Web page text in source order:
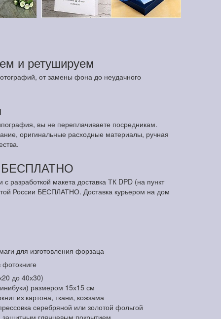
и ретушируем
от замены фона до неудачного
вы не переплачиваете посредникам.
оригинальные расходные материалы, ручная
БЕСПЛАТНО
с разработкой макета доставка ТК DPD (на пункт
России БЕСПЛАТНО. Доставка курьером на дом
для изготовления форзаца
до 40х30)
размером 15х15 см
из картона, ткани, кожзама
серебряной или золотой фольгой
защитным глянцевым покрытием